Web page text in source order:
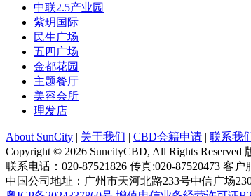
中联2.5产业园
紫玥国际
民生广场
五四广场
金都花园
主题餐厅
美容会所
理发店
About SunCity | 关于我们 | CBD会籍申请 | 联系我
Copyright © 2026 SuncityCBD, All Rights
联系电话：020-87521826 传真:020-87520473 客户
中国公司地址：广州市天河北路233号中信广场